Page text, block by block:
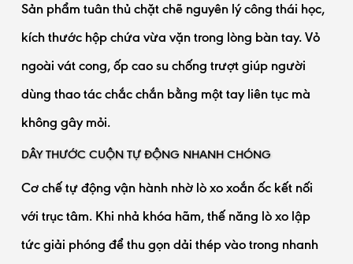
Sản phẩm tuân thủ chặt chẽ nguyên lý công thái học,
kích thước hộp chứa vừa vặn trong lòng bàn tay. Vỏ
ngoài vát cong, ốp cao su chống trượt giúp người
dùng thao tác chắc chắn bằng một tay liên tục mà
không gây mỏi.
DÂY THƯỚC CUỘN TỰ ĐỘNG NHANH CHÓNG
Cơ chế tự động vận hành nhờ lò xo xoắn ốc kết nối
với trục tâm. Khi nhả khóa hãm, thế năng lò xo lập
tức giải phóng để thu gọn dải thép vào trong nhanh